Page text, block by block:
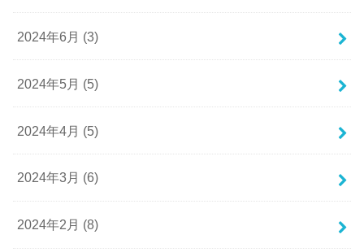
2024年6月 (3)
2024年5月 (5)
2024年4月 (5)
2024年3月 (6)
2024年2月 (8)